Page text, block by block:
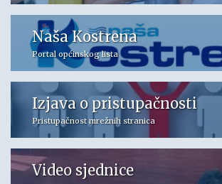
Naša Kostrena
Portal općinskog lista
Izjava o pristupačnosti
Pristupačnost mrežnih stranica
Video sjednice